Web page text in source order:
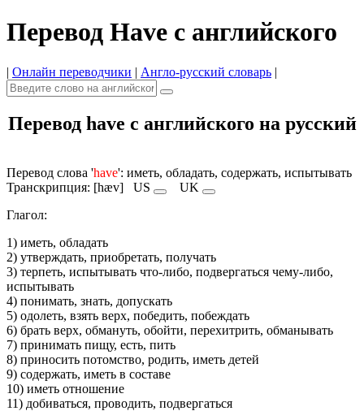
Перевод Have с английского
| Онлайн переводчики | Англо-русский словарь |
Перевод have с английского на русский
Перевод слова 'have': иметь, обладать, содержать, испытывать
Транскрипция: [hæv] US
UK
Глагол:
1) иметь, обладать
2) утверждать, приобретать, получать
3) терпеть, испытывать что-либо, подвергаться чему-либо,
испытывать
4) понимать, знать, допускать
5) одолеть, взять верх, победить, побеждать
6) брать верх, обмануть, обойти, перехитрить, обманывать
7) принимать пищу, есть, пить
8) приносить потомство, родить, иметь детей
9) содержать, иметь в составе
10) иметь отношение
11) добиваться, проводить, подвергаться